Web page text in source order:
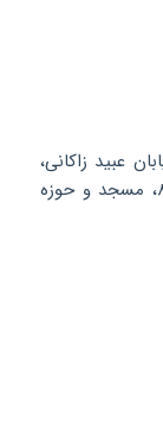
عبید زاکانی،
روبروی کانون میثم، بن بست مسجد، شماره ۸، مسجد و حوزه